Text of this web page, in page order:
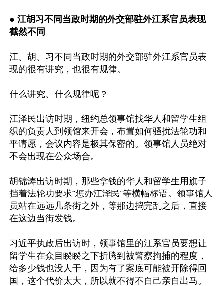
● 江胡习不同当政时期的外交部驻外江系官员表现
截然不同
江、胡、习不同当政时期的外交部驻外江系官员表
现的很有讲究，也很有规律。
什么讲究、什么规律呢？
江泽民出访时期，纽约总领事馆找华人和留学生组
织的负责人到领馆来开会，布置如何骚扰法轮功和
平请愿，会议内容是极其保密的。领事馆人员绝对
不会出现在公众场合。
胡锦涛出访时期，那些拿钱的华人和留学生用旗子
挡着法轮功要求“惩办江泽民”等横幅标语。领事馆人
员站在远远几条街之外，等那边捣完乱之后，直接
在这边当街发钱。
习近平执政后出访时，领事馆里的江系官员要想让
留学生在众目睽睽之下折腾到被警察拘捕的程度，
给多少钱也没人干，因为有了案底可能被开除得回
国，这个代价太大，所以就不得不自己亲自出马。